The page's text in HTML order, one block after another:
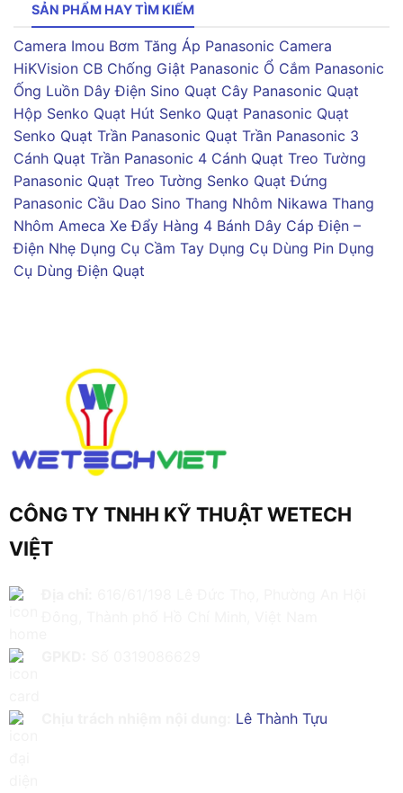
SẢN PHẨM HAY TÌM KIẾM
Camera Imou Bơm Tăng Áp Panasonic Camera
HiKVision CB Chống Giật Panasonic Ổ Cắm Panasonic
Ống Luồn Dây Điện Sino Quạt Cây Panasonic Quạt
Hộp Senko Quạt Hút Senko Quạt Panasonic Quạt
Senko Quạt Trần Panasonic Quạt Trần Panasonic 3
Cánh Quạt Trần Panasonic 4 Cánh Quạt Treo Tường
Panasonic Quạt Treo Tường Senko Quạt Đứng
Panasonic Cầu Dao Sino Thang Nhôm Nikawa Thang
Nhôm Ameca Xe Đẩy Hàng 4 Bánh Dây Cáp Điện –
Điện Nhẹ Dụng Cụ Cầm Tay Dụng Cụ Dùng Pin Dụng
Cụ Dùng Điện Quạt
CÔNG TY TNHH KỸ THUẬT WETECH
VIỆT
Lê Thành Tựu